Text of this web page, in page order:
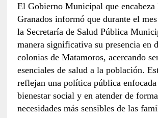
El Gobierno Municipal que encabeza
Granados informó que durante el
la Secretaría de Salud Pública
manera significativa su presencia en
colonias de Matamoros, acercando
esenciales de salud a la población.
reflejan una política pública enfocada
bienestar social y en atender de
necesidades más sensibles de las